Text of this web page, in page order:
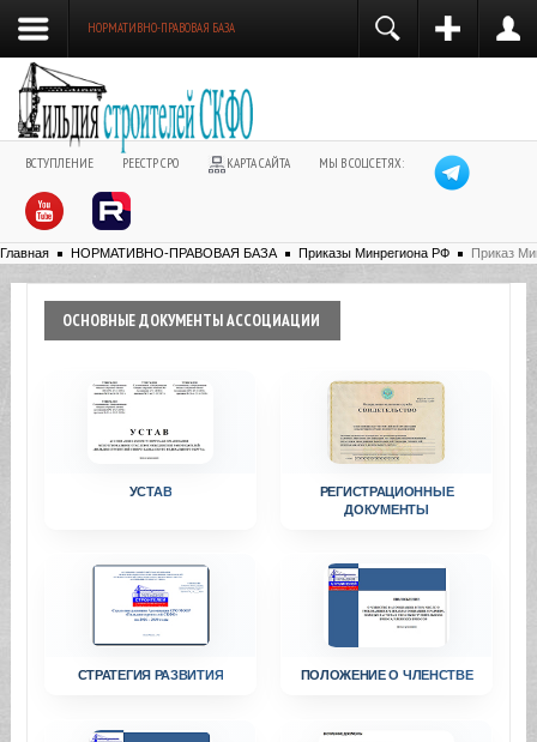
НОРМАТИВНО-ПРАВОВАЯ БАЗА
ВСТУПЛЕНИЕ РЕЕСТР СРО КАРТА САЙТА МЫ В СОЦСЕТЯХ:
Главная НОРМАТИВНО-ПРАВОВАЯ БАЗА Приказы Минрегиона РФ Приказ
ОСНОВНЫЕДОКУМЕНТЫ АССОЦИАЦИИ
УСТАВ
РЕГИСТРАЦИОННЫЕ
ДОКУМЕНТЫ
СТРАТЕГИЯ РАЗВИТИЯ ПОЛОЖЕНИЕ О ЧЛЕНСТВЕ